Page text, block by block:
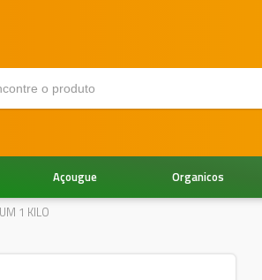
Organicos
Açougue
1 KILO